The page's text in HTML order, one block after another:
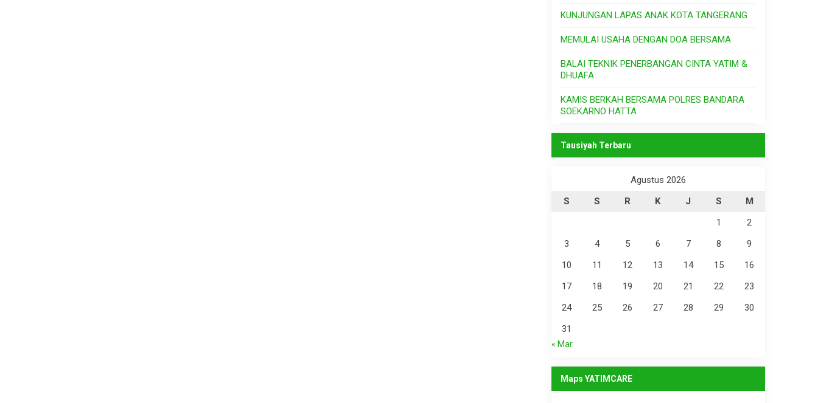
KUNJUNGAN LAPAS ANAK KOTA TANGERANG
MEMULAI USAHA DENGAN DOA BERSAMA
BALAI TEKNIK PENERBANGAN CINTA YATIM &
DHUAFA
KAMIS BERKAH BERSAMA POLRES BANDARA
SOEKARNO HATTA
Tausiyah Terbaru
Agustus 2026
S
S R K J S
M
1
2
3
4 5 6 7 8
9
10
11 12 13 14 15
16
17
18 19 20 21 22
23
24
25 26 27 28 29
30
31
« Mar
Maps YATIMCARE